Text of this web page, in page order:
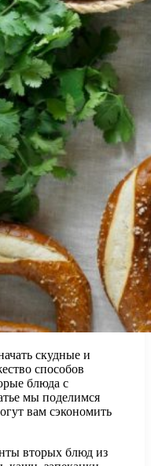
скудные и
способов
блюда с
мы поделимся
вам сэкономить
вторых блюд из